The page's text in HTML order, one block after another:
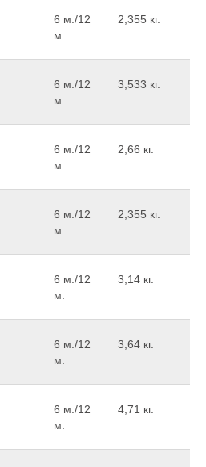
6 м./12
м.
2,355 кг.
6 м./12
м.
3,533 кг.
6 м./12
м.
2,66 кг.
6 м./12
м.
2,355 кг.
6 м./12
м.
3,14 кг.
6 м./12
м.
3,64 кг.
6 м./12
м.
4,71 кг.